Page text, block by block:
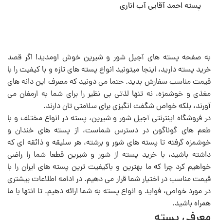
پسته احمد آقایی آب اناری
به صفحه پسته های آجیل شور و شیرین خوش اومدید! اگر قصد
خرید پسته دارید، اینجا میتونید انواع پسته های تازه و با کیفیت را با
قیمت مناسب سفارش بدید. حتما می دونید که مصرف این دانه های
مغذی و خوشمزه، نه تنها لذتی بی نظیر را برای شما به ارمغان می
آورند، بلکه خواص شگفت انگیزی برای سلامتی تان دارند.
در فروشگاه اینترنتی آجیل شور و شیرین، پسته در انواع مختلف و با
طعم های گوناگون در دسترس شماست، از پسته های خندان و
خوشمزه گرفته تا پسته های شور و برشته، هر سلیقه و ذائقه ای که
داشته باشید، با خرید پسته از شور و شیرین قطعا شما را راضی
خواهیم کرد چرا که ما بهترین و باکیفیت ترین پسته های ایران را با
قیمت مناسب در اختیار شما قرار می دهیم. در ادامه اطلاعات بیشتری
در مورد خواص، فواید و انواع پسته به شما ارائه دهیم. تا انتها با ما
همراه باشید.